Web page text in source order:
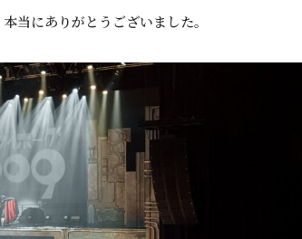
当にありがとうございました。